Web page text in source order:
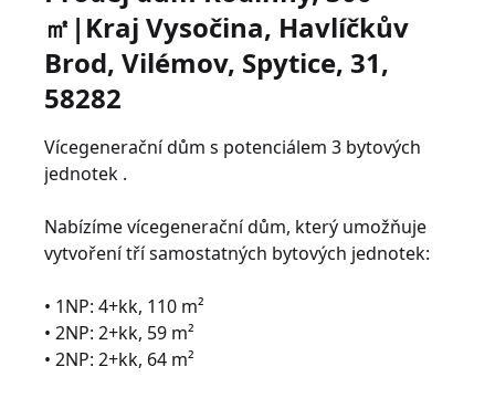
㎡|Kraj Vysočina, Havlíčkův
Brod, Vilémov, Spytice, 31,
58282
Vícegenerační dům s potenciálem 3 bytových
jednotek .
Nabízíme vícegenerační dům, který umožňuje
vytvoření tří samostatných bytových jednotek:
• 1NP: 4+kk, 110 m²
• 2NP: 2+kk, 59 m²
• 2NP: 2+kk, 64 m²